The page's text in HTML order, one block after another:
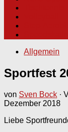
Allgemein
Sportfest
von Sven Bock ·
Dezember 2018
Liebe